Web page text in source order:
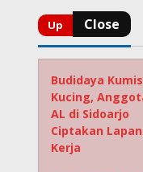
Budidaya Kumis
Kucing,
AL di Sidoarjo
Ciptakan
Kerja